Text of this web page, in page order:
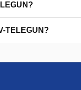
TELEGUN?